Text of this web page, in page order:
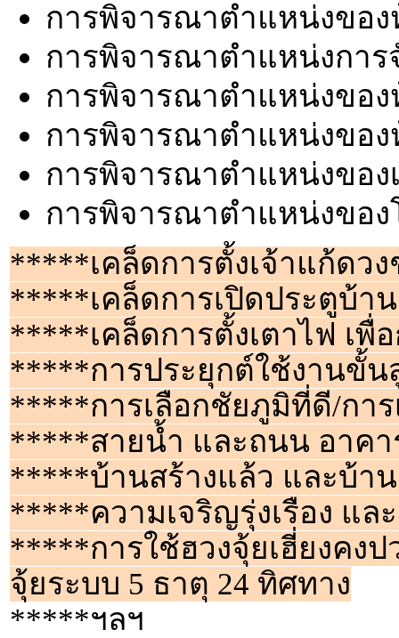
การพิจารณาตำแหน่งของ
การพิจารณาตำแหน่งการ
การพิจารณาตำแหน่งของ
การพิจารณาตำแหน่งขอ
การพิจารณาตำแหน่งของ
การพิจารณาตำแหน่งของ
*****เคล็ดการตั้งเจ้าแก้ดว
*****เคล็ดการเปิดประตูบ้า
*****เคล็ดการตั้งเตาไฟ เ
*****การประยุกต์ใช้งานขั้น
*****การเลือกชัยภูมิที่ดี/การ
*****สายน้ำ และถนน อาคา
*****บ้านสร้างแล้ว และบ้าน
*****ความเจริญรุ่งเรือง แล
*****การใช้ฮวงจุ้ยเฮี่ยงคง
จุ้ยระบบ 5 ธาตุ 24 ทิศทาง
*****ฯลฯ